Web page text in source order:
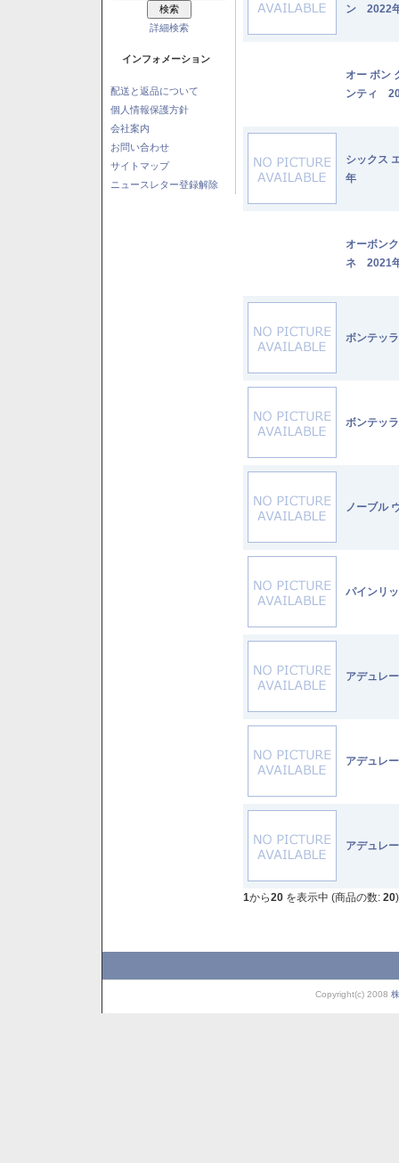
詳細検索
インフォメーション
配送と返品について
個人情報保護方針
会社案内
お問い合わせ
サイトマップ
ニュースレター登録解除
ン 2022
オー ボン
ンティ
シックス
年
オーボン
ネ 2021
ボンテッ
ボンテッ
ノーブル
パインリ
アデュレ
アデュレ
アデュレ
1から20 を表示中 (商品の数: 20)
Copyright(c) 2008